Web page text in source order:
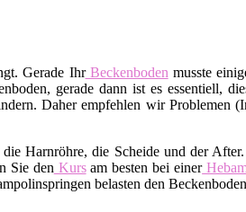
Gerade IhrBeckenboden musste
gerade dann ist es essentiell,
Daher empfehlen wir Problemen
Harnröhre, die Scheide und der
Sie den Kursam besten bei einer
belasten den